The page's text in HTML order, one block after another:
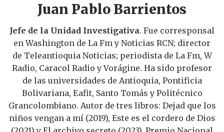
Juan Pablo Barrientos
Jefe de la Unidad Investigativa. Fue corresponsal
en Washington de La Fm y Noticias RCN; director
de Teleantioquia Noticias; periodista de La Fm, W
Radio, Caracol Radio y Vorágine. Ha sido profesor
de las universidades de Antioquia, Pontificia
Bolivariana, Eafit, Santo Tomás y Politécnico
Grancolombiano. Autor de tres libros: Dejad que los
niños vengan a mí (2019), Este es el cordero de Dios